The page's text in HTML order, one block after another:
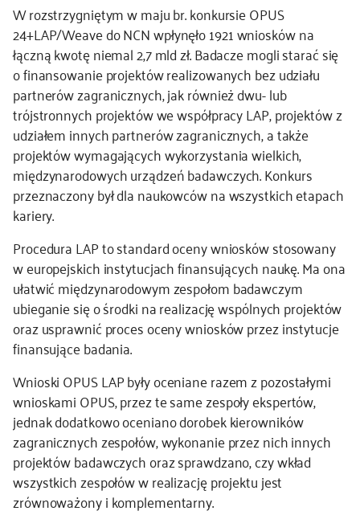
W rozstrzygniętym w maju br. konkursie OPUS
24+LAP/Weave do NCN wpłynęło 1921 wniosków na
łączną kwotę niemal 2,7 mld zł. Badacze mogli starać się
o finansowanie projektów realizowanych bez udziału
partnerów zagranicznych, jak również dwu- lub
trójstronnych projektów we współpracy LAP, projektów z
udziałem innych partnerów zagranicznych, a także
projektów wymagających wykorzystania wielkich,
międzynarodowych urządzeń badawczych. Konkurs
przeznaczony był dla naukowców na wszystkich etapach
kariery.
Procedura LAP to standard oceny wniosków stosowany
w europejskich instytucjach finansujących naukę. Ma ona
ułatwić międzynarodowym zespołom badawczym
ubieganie się o środki na realizację wspólnych projektów
oraz usprawnić proces oceny wniosków przez instytucje
finansujące badania.
Wnioski OPUS LAP były oceniane razem z pozostałymi
wnioskami OPUS, przez te same zespoły ekspertów,
jednak dodatkowo oceniano dorobek kierowników
zagranicznych zespołów, wykonanie przez nich innych
projektów badawczych oraz sprawdzano, czy wkład
wszystkich zespołów w realizację projektu jest
zrównoważony i komplementarny.